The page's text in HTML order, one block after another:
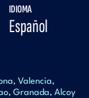
IDIOMA
Español
Valencia
Granada Alcoy